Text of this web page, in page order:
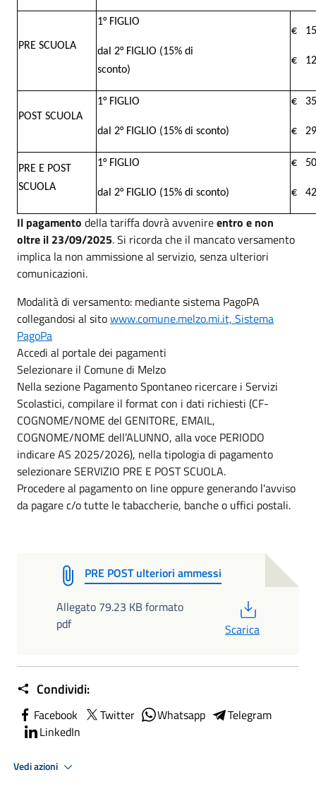
PRE SCUOLA
1° FIGLIO
dal 2° FIGLIO (15% di
sconto)
€
€
POST SCUOLA
1° FIGLIO
dal 2° FIGLIO (15% di sconto)
€
€
PRE E POST
SCUOLA
1° FIGLIO
dal 2° FIGLIO (15% di sconto)
€
€
Il pagamento della tariffa dovrà avvenireentro e non
oltre il 23/09/2025. Si ricorda che il mancato versamento
implica la non ammissione al servizio, senza ulteriori
comunicazioni.
Modalità di versamento: mediante sistema PagoPA
collegandosi al sitowww.comune.melzo.mi.it, Sistema
PagoPa
Accedi al portale dei pagamenti
Selezionare il Comune di Melzo
Nella sezione Pagamento Spontaneo ricercare i Servizi
Scolastici, compilare il format con i dati richiesti (CF-
COGNOME/NOME del GENITORE, EMAIL,
COGNOME/NOME dell’ALUNNO, alla voce PERIODO
indicare AS 2025/2026), nella tipologia di pagamento
selezionare SERVIZIO PRE E POST SCUOLA.
Procedere al pagamento on line oppure generando l'avviso
da pagare c/o tutte le tabaccherie, banche o uffici postali.
PRE POST ulteriori ammessi
Allegato 79.23 KB formato
pdf
Scarica
Condividi:
Facebook Twitter Whatsapp
Telegram
LinkedIn
Vedi azioni